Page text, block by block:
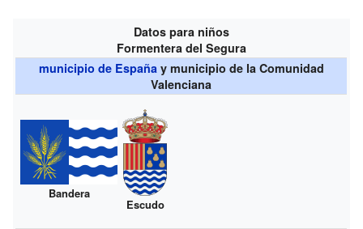
Datos para niños
Formentera del Segura
municipio de España y municipio de la Comunidad
Valenciana
Bandera
Escudo